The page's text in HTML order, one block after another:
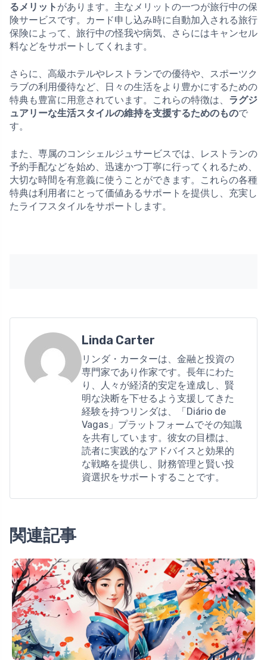
るメリット があります。主なメリットの一つが旅行中の保
険サービスです。カード申し込み時に自動加入される旅行
保険によって、旅行中の怪我や病気、さらにはキャンセル
料などをサポートしてくれます。
さらに、高級ホテルやレストランでの優待や、スポーツク
ラブの利用優待など、日々の生活をより豊かにするための
特典も豊富に用意されています。これらの特徴は、 ラグジ
ュアリーな生活スタイルの維持を支援するためのもので
す。
また、専属のコンシェルジュサービスでは、レストランの
予約手配などを始め、迅速かつ丁寧に行ってくれるため、
大切な時間を有意義に使うことができます。これらの各種
特典は利用者にとって価値あるサポートを提供し、充実し
たライフスタイルをサポートします。
Linda Carter
リンダ・カーターは、金融と投資の
専門家であり作家です。長年にわた
り、人々が経済的安定を達成し、賢
明な決断を下せるよう支援してきた
経験を持つリンダは、「Diário de
Vagas」プラットフォームでその知識
を共有しています。彼女の目標は、
読者に実践的なアドバイスと効果的
な戦略を提供し、財務管理と賢い投
資選択をサポートすることです。
関連記事